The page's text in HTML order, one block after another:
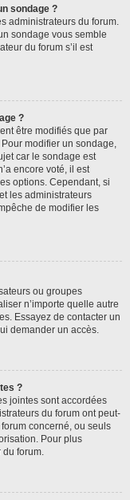
sondage ?
administrateurs du forum.
sondage vous semble
du forum s’il est
?
être modifiés que par
modifier un sondage,
car le sondage est
encore voté, il est
options. Cependant, si
les administrateurs
de modifier les
ou groupes
n’importe quelle autre
Essayez de contacter un
demander un accès.
?
jointes sont accordées
du forum ont peut-
concerné, ou seuls
Pour plus
du forum.